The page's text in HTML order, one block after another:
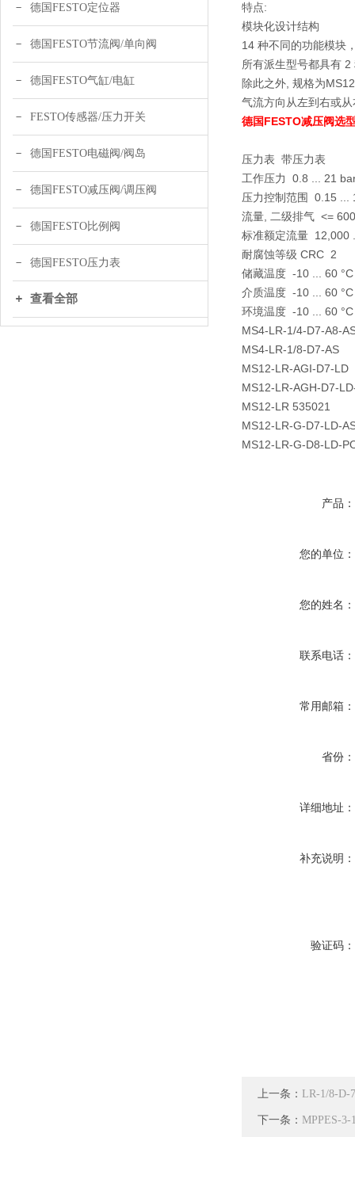
德国FESTO定位器
德国FESTO节流阀/单向阀
德国FESTO气缸/电缸
FESTO传感器/压力开关
德国FESTO电磁阀/阀岛
德国FESTO减压阀/调压阀
德国FESTO比例阀
德国FESTO压力表
查看全部
特点:
模块化设计结构
14 种不同的功能模块
所有派生型号都具有
除此之外, 规格为
气流方向从左到右或
德国FESTO减压阀选
压力表 带压力表
工作压力 0.8 ... 21
压力控制范围 0.15 ...
流量, 二级排气 <=
标准额定流量 12,000
耐腐蚀等级 CRC 2
储藏温度 -10 ... 60 °C
介质温度 -10 ... 60 °C
环境温度 -10 ... 60 °C
MS4-LR-1/4-D7-A8-
MS4-LR-1/8-D7-AS
MS12-LR-AGI-D7-LD
MS12-LR-AGH-D7-
MS12-LR 535021
MS12-LR-G-D7-LD-
MS12-LR-G-D8-LD-
产品：
您的单位：
您的姓名：
联系电话：
常用邮箱：
省份：
详细地址：
补充说明：
验证码：
上一条： LR-1/8-D-
下一条： MPPES-